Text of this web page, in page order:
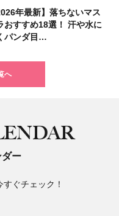
年最新】落ちないマス
おすすめ18選！ 汗や水に
パンダ目…
夏】「大人のニキビケ
ランキングTOP5！＜マキ
ューティ…
ネルの新作リップ「ルージ
コ イドゥラ グロス」全15
ウォッ…
ベア】美容液リップクリー
ボディスクラブが新登場！
気の色付き…
代以上におすすめのプロテ
10選】美と健康に不可欠な
パク質を…
新】髪のうねり・広がり・
毛におすすめのシャンプー
印良品】スキンケア×衣料
の最強タッグで実現！ 着
けで保湿でき…
好きの人生チーク！エナモ
ロウメルティングチーク
〈102 ロ…
へ
ダー
ぐチェック！